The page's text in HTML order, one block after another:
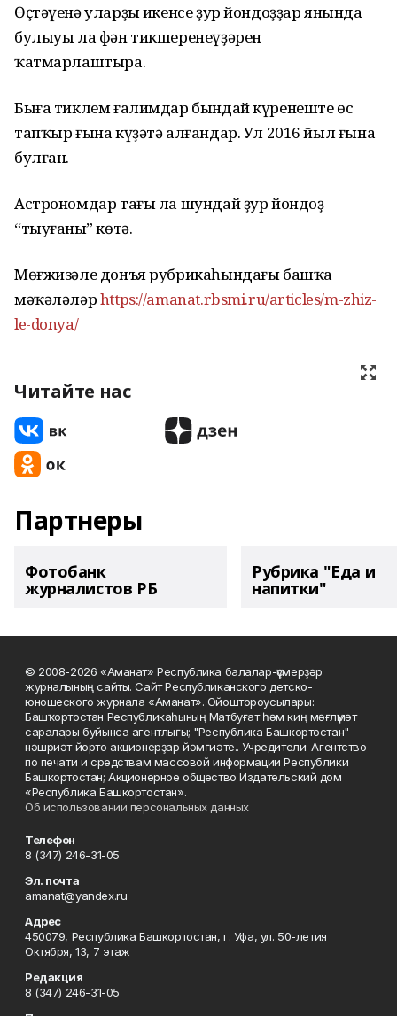
Өҫтәүенә уларҙың икенсе ҙур йондоҙҙар янында
булыуы ла фән тикшеренеүҙәрен
ҡатмарлаштыра.
Быға тиклем ғалимдар бындай күренеште өс
тапҡыр ғына күҙәтә алғандар. Ул 2016 йыл ғына
булған.
Астрономдар тағы ла шундай ҙур йондоҙ
“тыуғаның” көтә.
Мөғжизәле донъя рубрикаһындағы башҡа
мәҡәләләрhttps://amanat.rbsmi.ru/articles/m-zhiz-
le-donya/
Читайте нас
Партнеры
Фотобанк
журналистов РБ
Рубрика "Еда и
напитки"
© 2008-2026 «Аманат» Республика балалар-үҫмерҙәр
журналының сайты. Сайт Республиканского детско-
юношеского журнала «Аманат». Ойоштороусылары:
Башҡортостан Республикаһының Матбуғат һәм киң мәғлүмәт
саралары буйынса агентлығы; "Республика Башкортостан"
нәшриәт йорто акционерҙар йәмғиәте.. Учредители: Агентство
по печати и средствам массовой информации Республики
Башкортостан; Акционерное общество Издательский дом
«Республика Башкортостан».
Об использовании персональных данных
Телефон
8 (347) 246-31-05
Эл. почта
amanat@yandex.ru
Адрес
450079, Республика Башкортостан, г. Уфа, ул. 50-летия
Октября, 13, 7 этаж
Редакция
8 (347) 246-31-05